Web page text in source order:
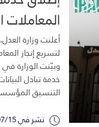
المعاملات
أعلنت وزارة
لتسريع إنجاز
وبيّنت الوزارة
خدمة تبادل
التنسيق
نشر في 2025/07/15 الساعة 12:31 م